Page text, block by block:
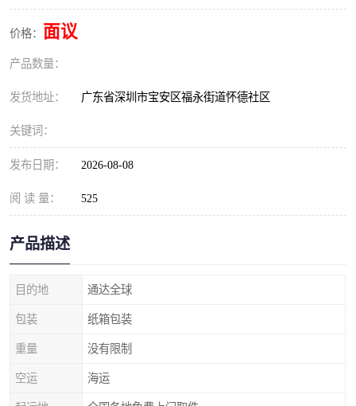
价格： 面议
产品数量：
发货地址： 广东省深圳市宝安区福永街道怀德社区
关键词：
发布日期： 2026-08-08
阅 读 量： 525
产品描述
目的地 通达全球
包装 纸箱包装
重量 没有限制
空运 海运